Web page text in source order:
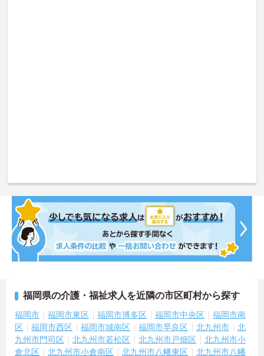
福岡県の介護・福祉求人を近隣の市区町村から探す
福岡市 福岡市東区 福岡市博多区 福岡市中央区
福岡市南
区
福岡市西区 福岡市城南区 福岡市早良区 北九州市
北
九州市門司区
北九州市若松区 北九州市戸畑区
北九州市小
倉北区
北九州市小倉南区 北九州市八幡東区 北九州市八幡